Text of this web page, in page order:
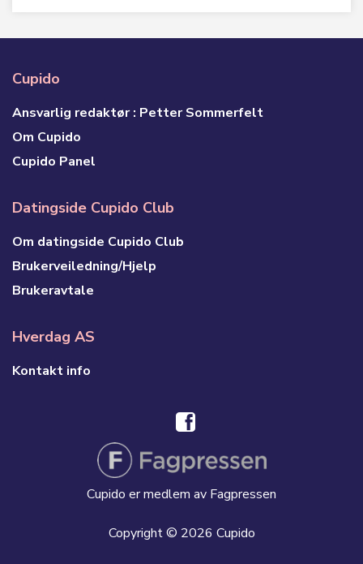
Cupido
Ansvarlig redaktør : Petter Sommerfelt
Om Cupido
Cupido Panel
Datingside Cupido Club
Om datingside Cupido Club
Brukerveiledning/Hjelp
Brukeravtale
Hverdag AS
Kontakt info
Cupido er medlem av Fagpressen
Copyright © 2026 Cupido